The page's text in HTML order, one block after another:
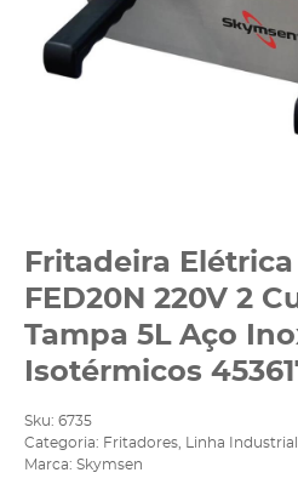
Fritadeira
FED20N 220V 2
Tampa 5L Aço
Isotérmicos
Sku: 6735
Categoria: Fritadores
Linha Industrial
Marca: Skymsen